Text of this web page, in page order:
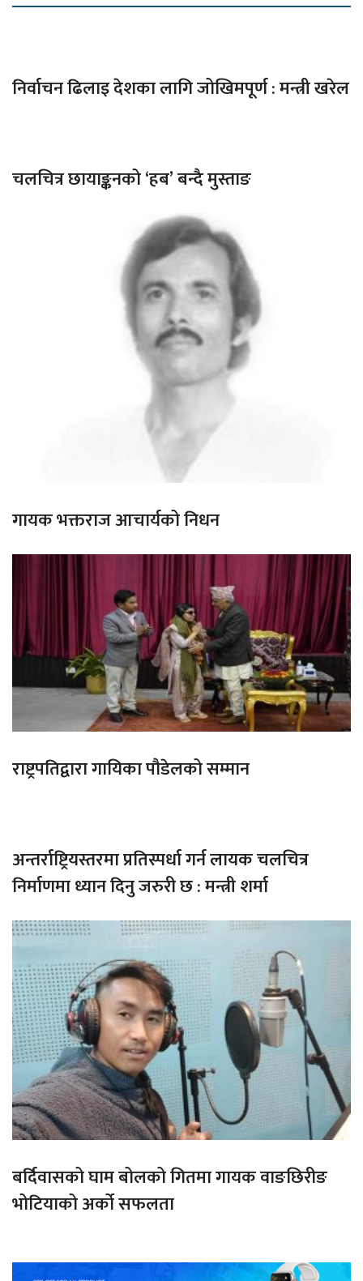
निर्वाचन ढिलाइ देशका लागि जोखिमपूर्ण : मन्त्री खरेल
चलचित्र छायाङ्कनको ‘हब’ बन्दै मुस्ताङ
गायक भक्तराज आचार्यको निधन
राष्ट्रपतिद्वारा गायिका पौडेलको सम्मान
अन्तर्राष्ट्रियस्तरमा प्रतिस्पर्धा गर्न लायक चलचित्र
निर्माणमा ध्यान दिनु जरुरी छ : मन्त्री शर्मा
बर्दिवासको घाम बोलको गितमा गायक वाङछिरीङ
भोटियाको अर्को सफलता